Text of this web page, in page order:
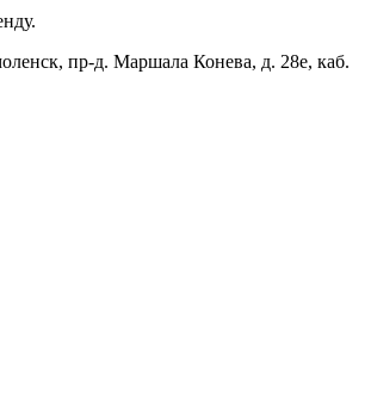
пр-д. Маршала Конева, д. 28е, каб.